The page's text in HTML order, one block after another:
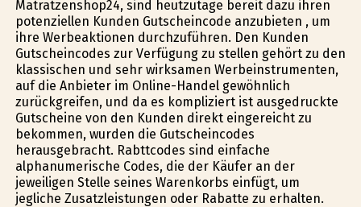
Matratzenshop24, sind heutzutage bereit dazu ihren
potenziellen Kunden Gutscheincode anzubieten , um
ihre Werbeaktionen durchzuführen. Den Kunden
Gutscheincodes zur Verfügung zu stellen gehört zu den
klassischen und sehr wirksamen Werbeinstrumenten,
auf die Anbieter im Online-Handel gewöhnlich
zurückgreifen, und da es kompliziert ist ausgedruckte
Gutscheine von den Kunden direkt eingereicht zu
bekommen, wurden die Gutscheincodes
herausgebracht. Rabttcodes sind einfache
alphanumerische Codes, die der Käufer an der
jeweiligen Stelle seines Warenkorbs einfügt, um
jegliche Zusatzleistungen oder Rabatte zu erhalten.